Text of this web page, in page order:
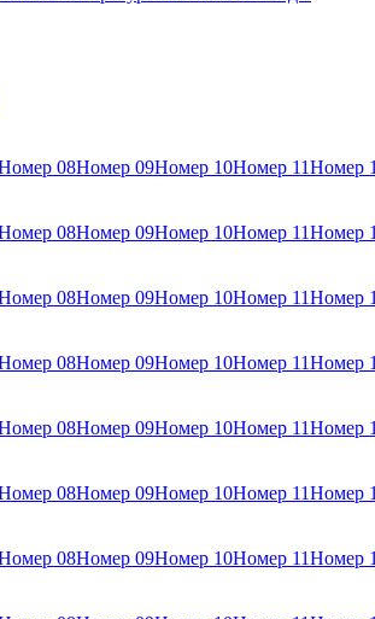
08Номер 09Номер 10Номер 11Номер
08Номер 09Номер 10Номер 11Номер
08Номер 09Номер 10Номер 11Номер
08Номер 09Номер 10Номер 11Номер
08Номер 09Номер 10Номер 11Номер
08Номер 09Номер 10Номер 11Номер
08Номер 09Номер 10Номер 11Номер